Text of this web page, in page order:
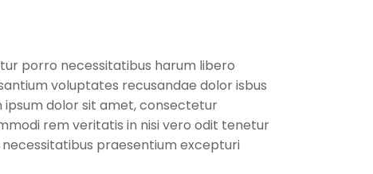
porro necessitatibus harum libero
voluptates recusandae dolor isbus
dolor sit amet, consectetur
rem veritatis in nisi vero odit tenetur
praesentium excepturi